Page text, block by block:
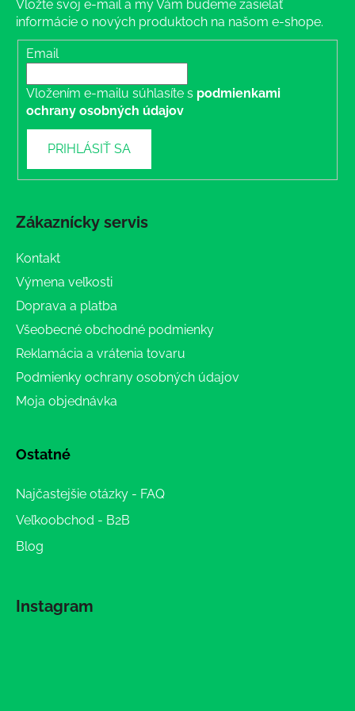
Vložte svoj e-mail a my Vám budeme zasielať
informácie o nových produktoch na našom e-shope.
Email
Vložením e-mailu súhlasíte s podmienkami
ochrany osobných údajov
PRIHLÁSIŤ SA
Zákaznícky servis
Kontakt
Výmena veľkosti
Doprava a platba
Všeobecné obchodné podmienky
Reklamácia a vrátenia tovaru
Podmienky ochrany osobných údajov
Moja objednávka
Ostatné
Najčastejšie otázky - FAQ
Veľkoobchod - B2B
Blog
Instagram